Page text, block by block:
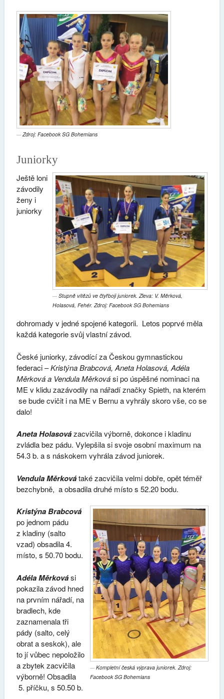
Zdroj: Facebook SG Bohemians
Juniorky
Stupně vítězů ve čtyřboji juniorek. Zleva: V. Měrková,
Holasová, Fehér. Zdroj: Facebook SG Bohemians
Ještě loni
závodily
ženy i
juniorky
dohromady v jedné spojené kategorii. Letos poprvé měla
každá kategorie svůj vlastní závod.
České juniorky, závodící za Českou gymnastickou
federaci –Kristýna Brabcová, Aneta Holasová, Adéla
Měrková a Vendula Měrkovási po úspěšné nominaci na
ME v klidu zazávodily na nářadí značky Spieth, na kterém
se bude cvičit i na ME v Bernu a vyhrály skoro vše, co se
dalo!
Aneta Holasovázacvičila výborně, dokonce i kladinu
zvládla bez pádu. Vylepšila si svoje osobní maximum na
54.3 b. a s náskokem vyhrála závod juniorek.
Vendula Měrkovátaké zacvičila velmi dobře, opět téměř
bezchybně, a obsadila druhé místo s 52.20 bodu.
Kompletní česká výprava juniorek. Zdroj:
Facebook SG Bohemians
Kristýna Brabcová
po jednom pádu
z kladiny (salto
vzad) obsadila 4.
místo, s 50.70 bodu.
Adéla Měrkovási
pokazila závod hned
na prvním nářadí, na
bradlech, kde
zaznamenala tři
pády (salto, celý
obrat a seskok), ale
to jí vůbec nepoložilo
a zbytek zacvičila
výborně! Obsadila
5. příčku, s 50.50 b.